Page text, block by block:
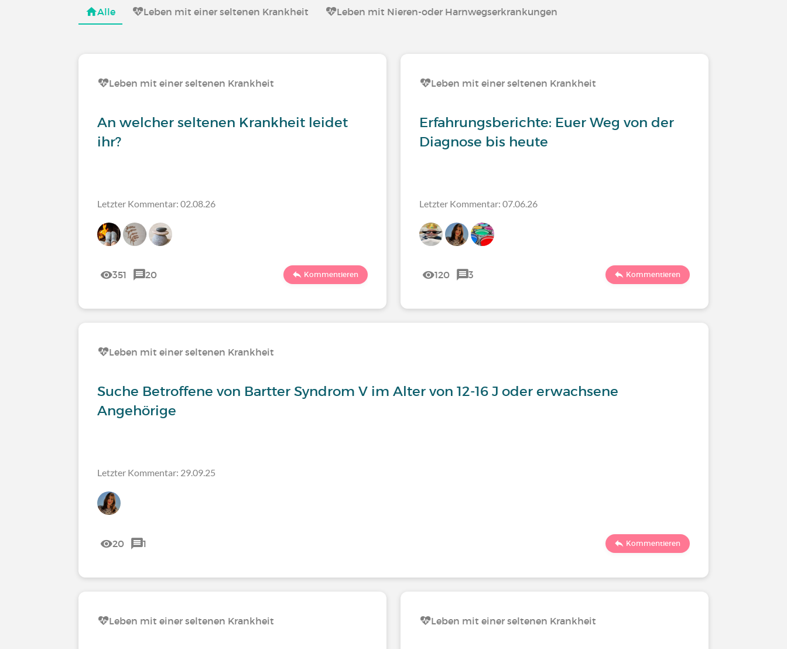
Alle Leben mit einer seltenen Krankheit Leben mit Nieren-oder Harnwegserkrankungen
Leben mit einer seltenen Krankheit
An welcher seltenen Krankheit leidet
ihr?
Letzter Kommentar: 02.08.26
351 20 Kommentieren
Leben mit einer seltenen Krankheit
Erfahrungsberichte: Euer Weg von der
Diagnose bis heute
Letzter Kommentar: 07.06.26
120 3 Kommentieren
Leben mit einer seltenen Krankheit
Suche Betroffene von Bartter Syndrom V im Alter von 12-16 J oder erwachsene
Angehörige
Letzter Kommentar: 29.09.25
20 1 Kommentieren
Leben mit einer seltenen Krankheit Leben mit einer seltenen Krankheit